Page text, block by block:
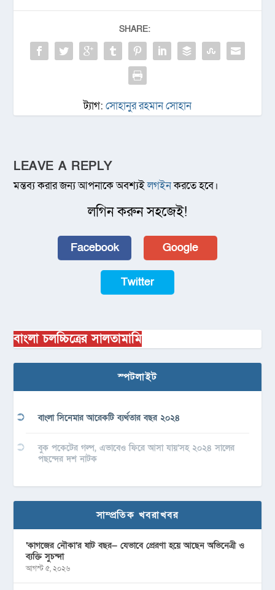
SHARE:
ট্যাগ: সোহানুর রহমান সোহান
LEAVE A REPLY
মন্তব্য করার জন্য আপনাকে অবশ্যইলগইনকরতে হবে।
লগিন করুন সহজেই!
Facebook Google
Twitter
বাংলা চলচ্চিত্রের সালতামামি
স্পটলাইট
বাংলা সিনেমার আরেকটি ব্যর্থতার বছর ২০২৪
বুক পকেটের গল্প, এভাবেও ফিরে আসা যায়’সহ ২০২৪ সালের
পছন্দের দশ নাটক
সাম্প্রতিক খবরাখবর
‘কাগজের নৌকা’র ষাট বছর— যেভাবে প্রেরণা হয়ে আছেন অভিনেত্রী ও
ব্যক্তি সুচন্দা
আগস্ট ৫, ২০২৬